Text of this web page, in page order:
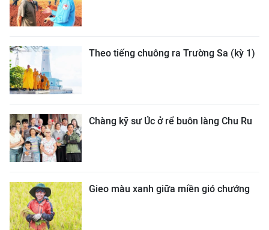
Theo tiếng chuông ra Trường Sa (kỳ 1)
Chàng kỹ sư Úc ở rể buôn làng Chu Ru
Gieo màu xanh giữa miền gió chướng